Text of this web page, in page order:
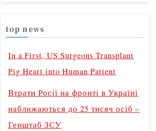
c
h
f
top news
In a First, US Surgeons Transplant
Pig Heart into Human Patient
Втрати Росії на фронті в Україні
наближаються до 25 тисяч осіб –
Генштаб ЗСУ